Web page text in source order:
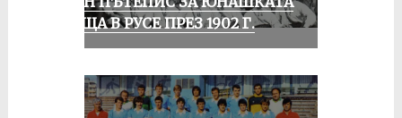
СРЕЩА В РУСЕ ПРЕЗ 1902 Г.